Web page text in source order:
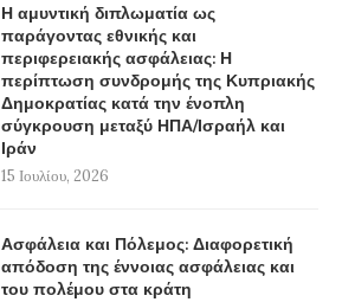
Η αμυντική διπλωματία ως
παράγοντας εθνικής και
περιφερειακής ασφάλειας: Η
περίπτωση συνδρομής της Κυπριακής
Δημοκρατίας κατά την ένοπλη
σύγκρουση μεταξύ ΗΠΑ/Ισραήλ και
Ιράν
15 Ιουλίου, 2026
Ασφάλεια και Πόλεμος: Διαφορετική
απόδοση της έννοιας ασφάλειας και
του πολέμου στα κράτη